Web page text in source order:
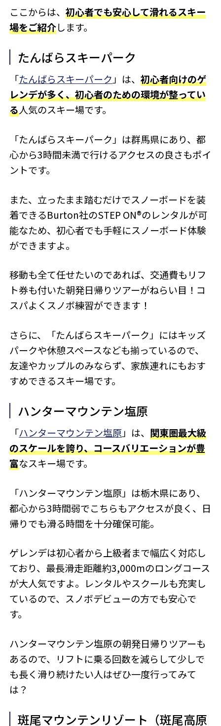
ここからは、初心者でも安心して滑れるスキー
場をご紹介します。
たんばらスキーパーク
「たんばらスキーパーク」は、初心者向けのゲ
レンデが多く、初心者のための環境が整ってい
る人気のスキー場です。
「たんばらスキーパーク」は群馬県にあり、都
心から3時間未満で行けるアクセスの良さもポイ
ントです。
また、立ったまま踏むだけでスノーボードを装
着できるBurton社のSTEP ON®のレンタルが可
能なため、初心者でも手軽にスノーボード体験
ができますよ。
移動も全て任せたいのであれば、交通費もリフ
ト券も付いた朝発日帰りツアーがねらい目！コ
スパよくスノボ練習ができます！
さらに、「たんばらスキーパーク」にはキッズ
パークや休憩スペースなども揃っているので、
友達やカップルのみならず、家族連れにもおす
すめできるスキー場です。
ハンターマウンテン塩原
「ハンターマウンテン塩原」は、関東圏最大級
のスケールを誇り、コースバリエーションが豊
富なスキー場です。
「ハンターマウンテン塩原」は栃木県にあり、
都心から3時間弱でこちらもアクセスが良く、日
帰りでも滑る時間を十分確保可能。
ゲレンデは初心者から上級者まで幅広く対応し
ており、最長滑走距離約3,000mのロングコース
が大人気ですよ。レンタルやスクールも充実し
ているので、スノボデビューの方でも安心で
す。
ハンターマウンテン塩原の朝発日帰りツアーも
あるので、リフトに乗る回数を減らして少しで
も長く滑り続けたい人はぜひ一度行ってみて
は？
斑尾マウンテンリゾート（斑尾高原